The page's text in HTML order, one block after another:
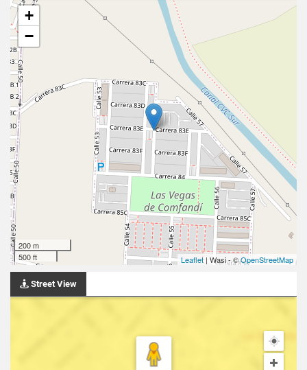
+
−
200 m
500 ft
Leaflet | Wasi - ©OpenStreetMap
Street View